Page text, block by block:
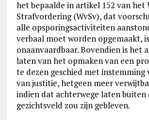
het bepaalde in artikel 152 van het
Strafvordering (WvSv), dat
alle opsporingsactiviteiten
verbaal moet worden opgemaakt,
onaanvaardbaar. Bovendien is het
laten van het opmaken van een
te dezen geschied met instemming
van justitie, hetgeen meer
indien dat achterwege laten buiten
gezichtsveld zou zijn gebleven.